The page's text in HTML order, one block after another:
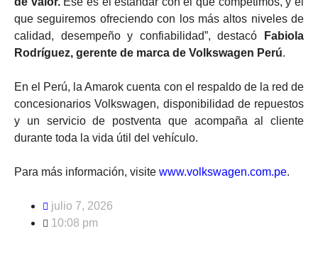
que seguiremos ofreciendo con los más altos niveles de
calidad, desempeño y confiabilidad”, destacó
Fabiola
Rodríguez, gerente de marca de Volkswagen Perú.
En el Perú, la Amarok cuenta con el respaldo de la red de
concesionarios Volkswagen, disponibilidad de repuestos
y un servicio de postventa que acompaña al cliente
durante toda la vida útil del vehículo.
Para más información, visite www.volkswagen.com.pe.
julio 7, 2026
10:08 pm